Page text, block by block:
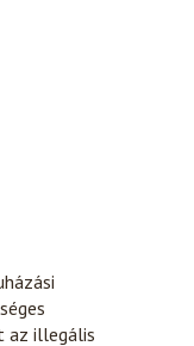
az illegális